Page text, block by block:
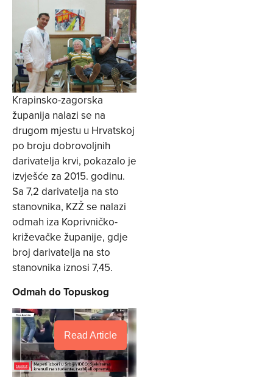
Krapinsko-zagorska
županija nalazi se na
drugom mjestu u Hrvatskoj
po broju dobrovoljnih
darivatelja krvi, pokazalo je
izvješće za 2015. godinu.
Sa 7,2 darivatelja na sto
stanovnika, KZŽ se nalazi
odmah iza Koprivničko-
križevačke županije, gdje
broj darivatelja na sto
stanovnika iznosi 7,45.
Odmah do Topuskog
Read Article